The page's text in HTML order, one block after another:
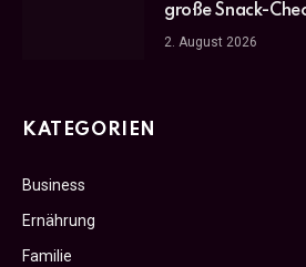
große Snack-
2. August 2026
KATEGORIEN
Business
Ernährung
Familie